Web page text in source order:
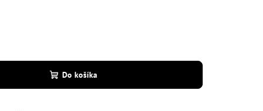
Do košíka